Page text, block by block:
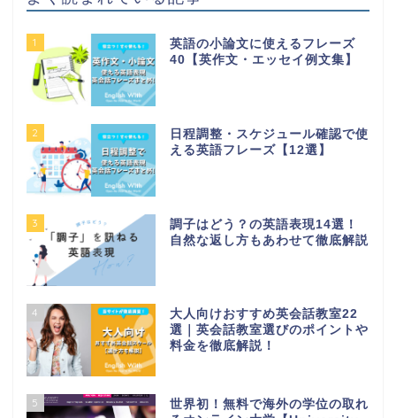
1
英語の小論文に使えるフレーズ
40【英作文・エッセイ例文集】
2
日程調整・スケジュール確認で使
える英語フレーズ【12選】
3
調子はどう？の英語表現14選！
自然な返し方もあわせて徹底解説
4
大人向けおすすめ英会話教室22
選｜英会話教室選びのポイントや
料金を徹底解説！
5
世界初！無料で海外の学位の取れ